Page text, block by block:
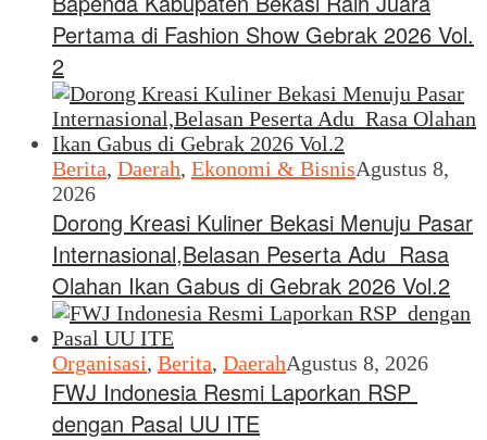
Pertama di Fashion Show Gebrak 2026 Vol.
2
Berita, Daerah, Ekonomi & BisnisAgustus 8,
2026
Dorong Kreasi Kuliner Bekasi Menuju Pasar
Internasional,Belasan Peserta Adu Rasa
Olahan Ikan Gabus di Gebrak 2026 Vol.2
Organisasi, Berita, DaerahAgustus 8, 2026
FWJ Indonesia Resmi Laporkan RSP
dengan Pasal UU ITE